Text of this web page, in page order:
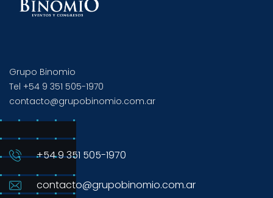
Grupo Binomio
Tel +54 9 351 505-1970
contacto@grupobinomio.com.ar
+54 9 351 505-1970
contacto@grupobinomio.com.ar